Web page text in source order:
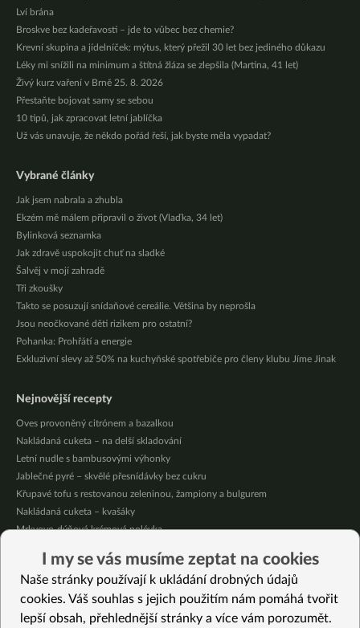
Lví brána
Broskve bez kadeřavosti – jde to vůbec bez chemie?
Krevní skupina a jídelníček: mýtus, který přežil 30 let bez jediného důkazu
Léky mi snížili na minimum a štítná žláza se zlepšila (Martina, 41 let)
Živý kurz vaření v Brně 25. 8. 2026
Přestaňte bojovat samy se sebou
10 tipů, jak zpracovat letní jablíčka
Už vás unavuje, že někdo pořád řeší, jak byste měla vypadat?
Vybrané články
Jak jsem nabrala a zhubla
Ekzém mě málem připravil o život (Vlaďka, 34 let)
Bylinková seznamka
Jak zdravě uspokojit chuť na sladké
Šalvěj v mojí zahradě
Tři zkoušky
Takto se posuzují snídaňové cereálie. Většina by neprošla
Jsou neočkované děti rizikem pro ostatní?
Pohanka: Prohřátí a energie
Exkluzivní slevy až 50% na kuchyňské spotřebiče pro členy klubu Jíme Jinak
Nejnovější recepty
Oves provoněný citrónem a bazalkou
Nakládaná cuketa – na delší skladování
Letní nudle s bambusovými výhonky
Jablečné pyré – skvělé přesnídávky bez cukru
Křupavé tofu s restovanou zeleninou, žampiony a bulgurem
Nakládaná cuketa – kvašáky
Mrkvovo-dýňová krémová polévka
Osvěžující čaj s citronovými bylinkami
Nepečený jablečný dort s rybízem
Vybrané recepty
I my se vás musíme zeptat na cookies
Naše stránky používají k ukládání drobných údajů
cookies. Váš souhlas s jejich použitím nám pomáhá tvořit
lepší obsah, přehlednější stránky a více vám porozumět.